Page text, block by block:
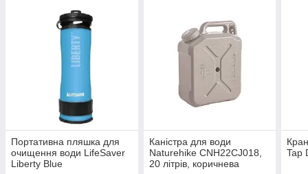
Портативна пляшка для
очищення води LifeSaver
Liberty Blue
Каністра для води
Naturehike CNH22CJ018,
20 літрів, коричнева
Tap